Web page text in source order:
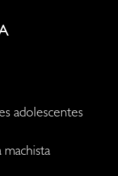
adolescentes